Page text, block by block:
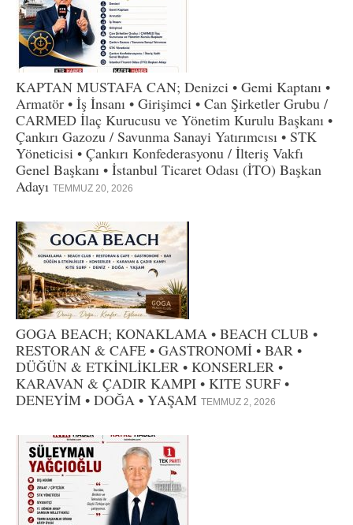
KAPTAN MUSTAFA CAN; Denizci • Gemi Kaptanı •
Armatör • İş İnsanı • Girişimci • Can Şirketler Grubu /
CARMED İlaç Kurucusu ve Yönetim Kurulu Başkanı •
Çankırı Gazozu / Savunma Sanayi Yatırımcısı • STK
Yöneticisi • Çankırı Konfederasyonu / İlteriş Vakfı
Genel Başkanı • İstanbul Ticaret Odası (İTO) Başkan
Adayı TEMMUZ 20, 2026
GOGA BEACH; KONAKLAMA • BEACH CLUB •
RESTORAN & CAFE • GASTRONOMİ • BAR •
DÜĞÜN & ETKİNLİKLER • KONSERLER •
KARAVAN & ÇADIR KAMPI • KITE SURF •
DENEYİM • DOĞA • YAŞAM TEMMUZ 2, 2026